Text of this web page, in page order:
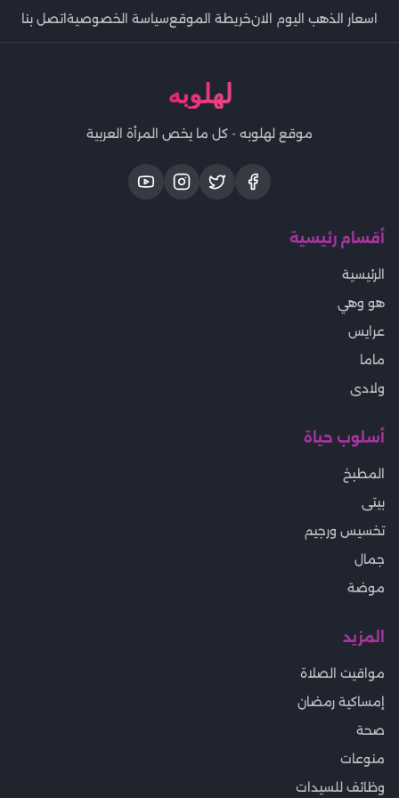
اسعار الذهب اليوم الانخريطة الموقعسياسة الخصوصيةاتصل بنا
لهلوبه
موقع لهلوبه - كل ما يخص المرأة العربية
أقسام رئيسية
الرئيسية
هو وهي
عرايس
ماما
ولادى
أسلوب حياة
المطبخ
بيتى
تخسيس ورجيم
جمال
موضة
المزيد
مواقيت الصلاة
إمساكية رمضان
صحة
منوعات
وظائف للسيدات